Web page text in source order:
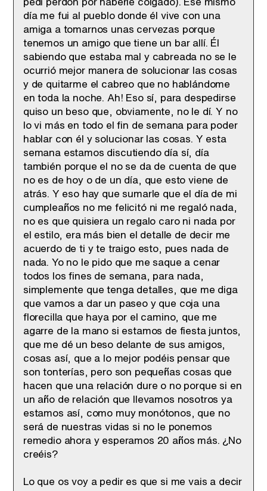
día me fui al pueblo donde él vive con una
amiga a tomarnos unas cervezas porque
tenemos un amigo que tiene un bar allí. Él
sabiendo que estaba mal y cabreada no se le
ocurrió mejor manera de solucionar las cosas
y de quitarme el cabreo que no hablándome
en toda la noche. Ah! Eso sí, para despedirse
quiso un beso que, obviamente, no le dí. Y no
lo vi más en todo el fin de semana para poder
hablar con él y solucionar las cosas. Y esta
semana estamos discutiendo día sí, día
también porque el no se da de cuenta de que
no es de hoy o de un día, que esto viene de
atrás. Y eso hay que sumarle que el día de mi
cumpleaños no me felicitó ni me regaló nada,
no es que quisiera un regalo caro ni nada por
el estilo, era más bien el detalle de decir me
acuerdo de ti y te traigo esto, pues nada de
nada. Yo no le pido que me saque a cenar
todos los fines de semana, para nada,
simplemente que tenga detalles, que me diga
que vamos a dar un paseo y que coja una
florecilla que haya por el camino, que me
agarre de la mano si estamos de fiesta juntos,
que me dé un beso delante de sus amigos,
cosas así, que a lo mejor podéis pensar que
son tonterías, pero son pequeñas cosas que
hacen que una relación dure o no porque si en
un año de relación que llevamos nosotros ya
estamos así, como muy monótonos, que no
será de nuestras vidas si no le ponemos
remedio ahora y esperamos 20 años más. ¿No
creéis?
Lo que os voy a pedir es que si me vais a decir